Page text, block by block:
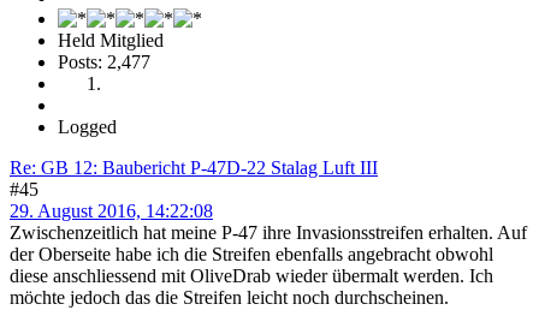
Held Mitglied
Posts: 2,477
Logged
Re: GB 12: Baubericht P-47D-22 Stalag Luft III
#45
29. August 2016, 14:22:08
Zwischenzeitlich hat meine P-47 ihre Invasionsstreifen erhalten. Auf
der Oberseite habe ich die Streifen ebenfalls angebracht obwohl
diese anschliessend mit OliveDrab wieder übermalt werden. Ich
möchte jedoch das die Streifen leicht noch durchscheinen.